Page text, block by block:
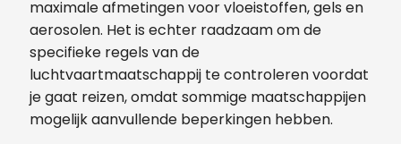
maximale afmetingen voor vloeistoffen, gels en
aerosolen. Het is echter raadzaam om de
specifieke regels van de
luchtvaartmaatschappij te controleren voordat
je gaat reizen, omdat sommige maatschappijen
mogelijk aanvullende beperkingen hebben.